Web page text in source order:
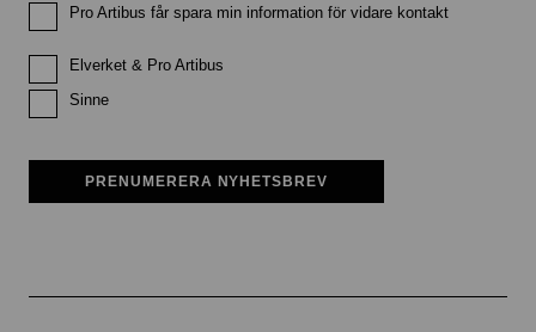
Pro Artibus får spara min information för vidare kontakt
Elverket & Pro Artibus
Sinne
PRENUMERERA NYHETSBREV